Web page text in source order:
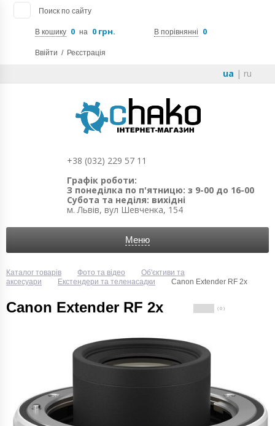
Поиск по сайту
В кошику 0 на 0 грн. В порівнянні 0
Ввійти / Реєстрація
ua | ru
+38 (032) 229 57 11
Графік роботи:
З понеділка по п'ятницю: з 9-00 до 16-00
Субота та неділя: вихідні
м. Львів, вул Шевченка, 154
Меню
Каталог товарів Фото та відео
Об'єктиви та
аксесуари
Екстендери та теленасадки Canon Extender RF 2x
Canon Extender RF 2x ( 0 )